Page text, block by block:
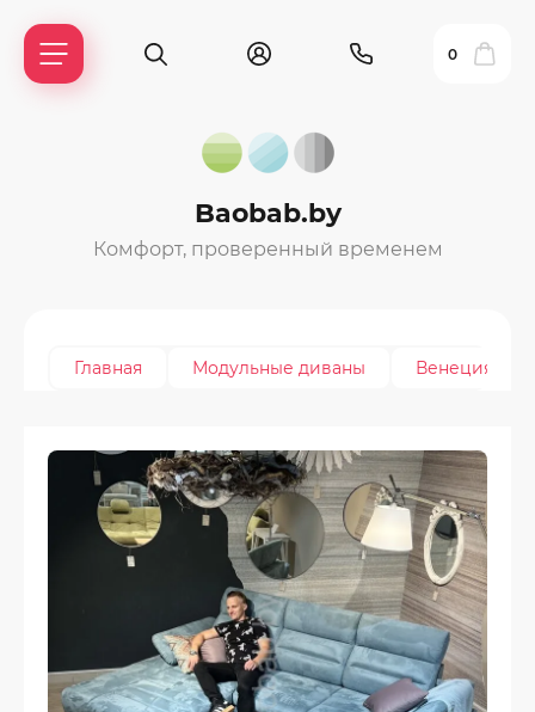
0
Baobab.by
Комфорт, проверенный временем
Главная Модульные диваны Венеция